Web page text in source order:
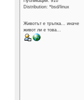
Distribution: *bsd/linux
Животът е тръпка... иначе
живот ли е това...